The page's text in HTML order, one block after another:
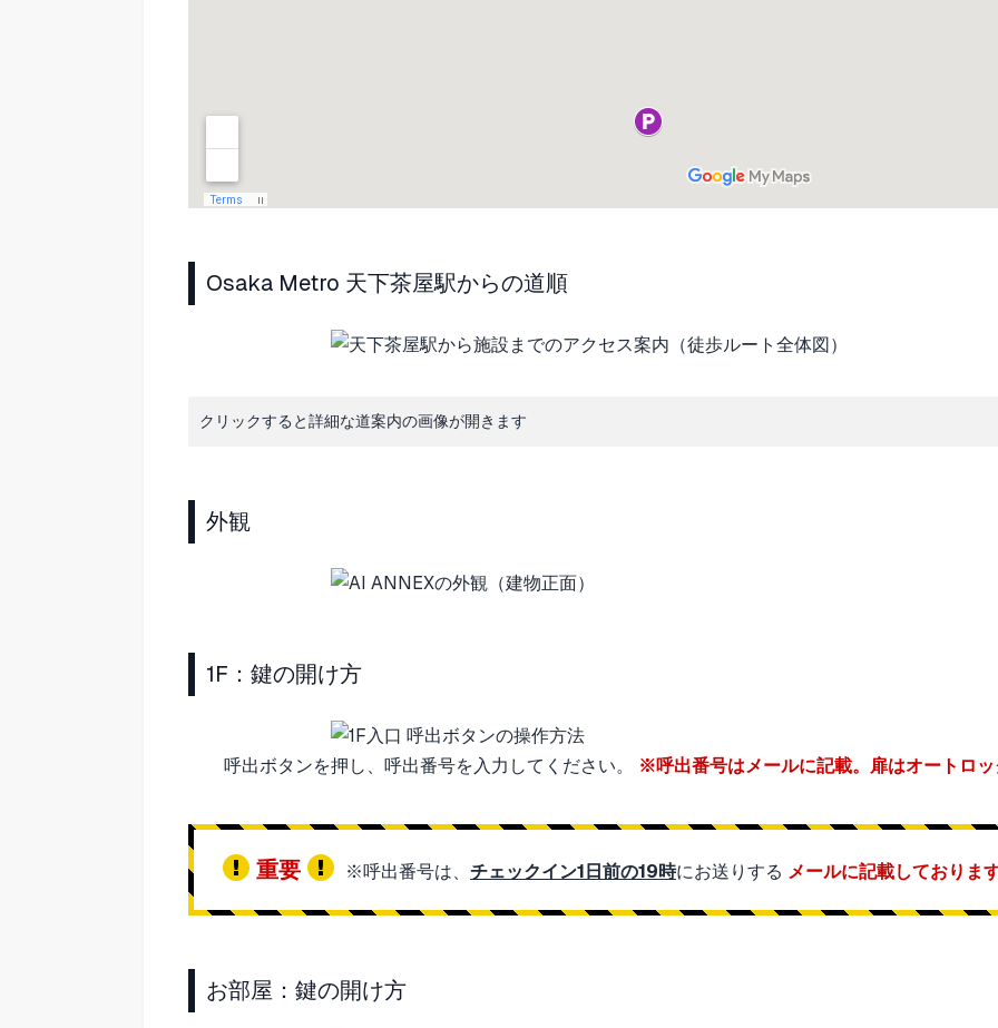
Osaka Metro 天下茶屋駅からの道順
クリックすると詳細な道案内の画像が開きます
外観
1F：鍵の開け方
呼出ボタンを押し、呼出番号を入力してください。 ※呼出番号はメールに記載。扉はオートロ
重要 ※呼出番号は、 チェックイン1日前の19時にお送りする メールに記載しておりま
お部屋：鍵の開け方